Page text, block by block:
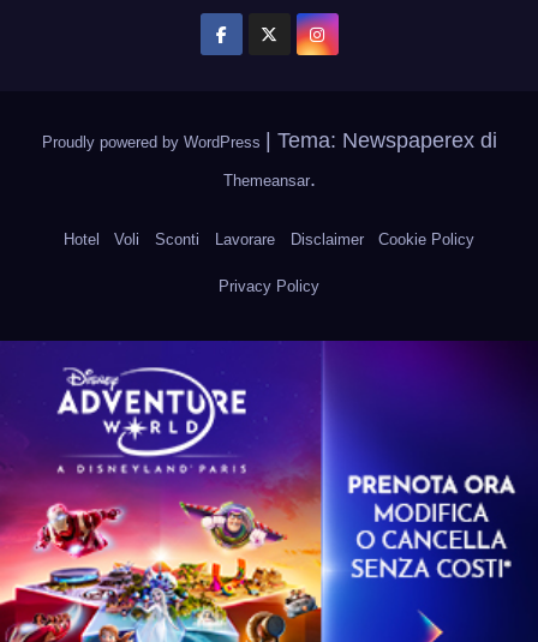
Proudly powered by WordPress | Tema: Newspaperex di
Themeansar.
Hotel Voli Sconti Lavorare Disclaimer Cookie Policy
Privacy Policy